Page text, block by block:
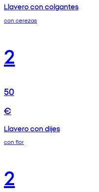
Llavero con colgantes
con cerezas
2
50
€
Llavero con dijes
con flor
2